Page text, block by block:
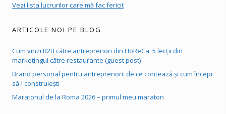
Vezi lista lucrurilor care mă fac fericit
ARTICOLE NOI PE BLOG
Cum vinzi B2B către antreprenori din HoReCa: 5 lecții din
marketingul către restaurante (guest post)
Brand personal pentru antreprenori: de ce contează și cum începi
să-l construiești
Maratonul de la Roma 2026 – primul meu maraton